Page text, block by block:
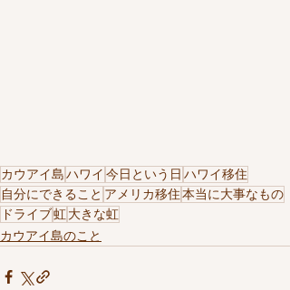
カウアイ島ハワイ 今日という日 ハワイ移住
自分にできること アメリカ移住本当に大事なもの
ドライブ虹大きな虹
カウアイ島のこと